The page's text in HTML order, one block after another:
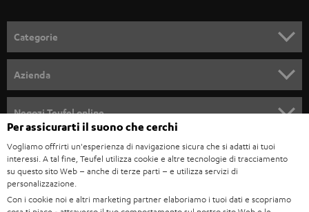
l
l
a
n
e
w
s
l
e
Categorie
SOUNDBAR
STEREO
SMART HOME
BLUETOOTH
Azienda
STAMPA
B2B
Negozi Teufel online
GERMANIA
AUSTRIA
Per assicurarti il suono che cerchi
Vogliamo offrirti un'esperienza di navigazione sicura che si adatti ai tuoi
interessi. A tal fine, Teufel utilizza cookie e altre tecnologie di tracciamento
su questo sito Web – anche di terze parti – e utilizza servizi di
personalizzazione.
Con i cookie noi e altri marketing partner elaboriamo i tuoi dati e scopriamo